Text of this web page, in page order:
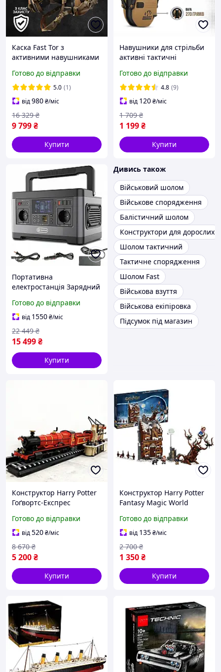
Каска Fast Tor з
активними навушниками
шолом навушники
військовий Кавер
Військова каска
Готово до відправки
5.0 (1)
від980₴/міс
9 799₴
16 329 ₴
Купити
Навушники для стрільби
активні тактичні
Walker's Razor Slim Patriot
для шолома
Готово до відправки
4.8 (9)
від 120₴/міс
1 199₴
1 709 ₴
Купити
Портативна
електростанція Зарядний
520 Вт/220 В велика
потужність 500 Вт, 14
Готово до відправки
від 1550₴/міс
15 499₴
22 449 ₴
Купити
Дивись також
Військовий шолом
Військове спорядження
Балістичний шолом
Конструктори для дорослих
Шолом тактичний
Тактичне спорядження
Шолом Fast
Військова взуття
Військова екіпіровка
Підсумок під магазин
Конструктор Harry Potter
Гоґвортс-Експреc
сумісний блочний 76405
Гаррі Поттер
Готово до відправки
від520₴/міс
5 200₴
8 670 ₴
Купити
Конструктор Harry Potter
Fantasy Magic World
та Локаціями Гоґвортсу
Готово до відправки
від 135₴/міс
1 350₴
2 700 ₴
Купити